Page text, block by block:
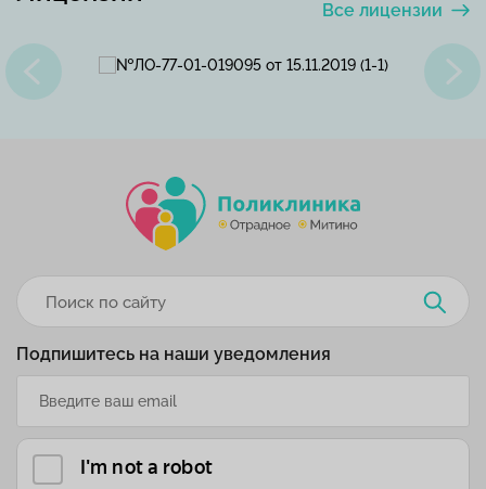
Все лицензии
Подпишитесь на наши уведомления